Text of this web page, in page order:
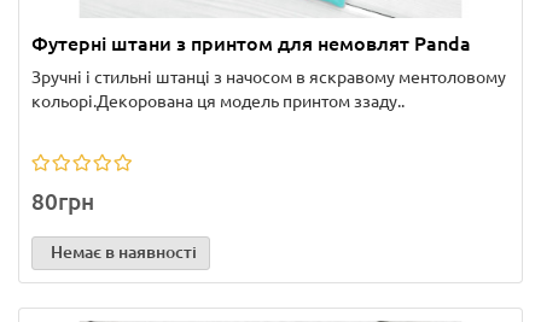
Футерні штани з принтом для немовлят Panda
Зручні і стильні штанці з начосом в яскравому ментоловому
кольорі.Декорована ця модель принтом ззаду..
80грн
Немає в наявності